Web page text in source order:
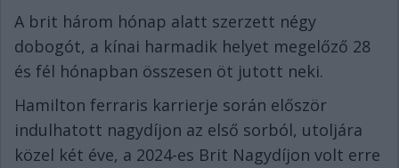
A brit három hónap alatt szerzett négy
dobogót, a kínai harmadik helyet megelőző 28
és fél hónapban összesen öt jutott neki.
Hamilton ferraris karrierje során először
indulhatott nagydíjon az első sorból, utoljára
közel két éve, a 2024-es Brit Nagydíjon volt erre